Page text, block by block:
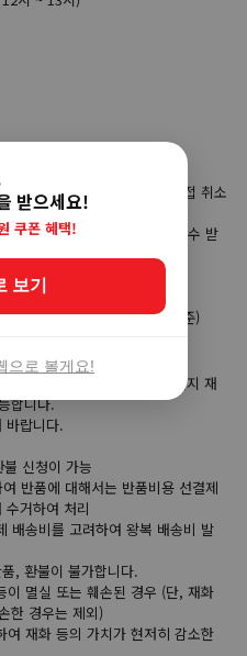
이 사이트 마이페이지에서 직접 취소
취소가 불가능하며, 상품을 인수 받
오후 23:59까지 (한국시간 기준)
으로 배송하기 때문에 해외 현지 재
합니다.
바랍니다.
신청이 가능
반품에 대해서는 반품비용 선결제
거하여 처리
배송비를 고려하여 왕복 배송비 발
, 환불이 불가합니다.
멸실 또는 훼손된 경우 (단, 재화
한 경우는 제외)
재화 등의 가치가 현저히 감소한
받으세요!
쿠폰 혜택!
보기
으로 볼게요!